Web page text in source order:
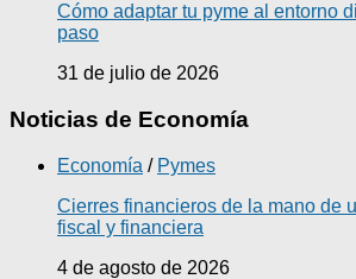
Cómo adaptar tu pyme al entorno
paso
31 de julio de 2026
Noticias de Economía
Economía / Pymes
Cierres financieros de la mano de
fiscal y financiera
4 de agosto de 2026